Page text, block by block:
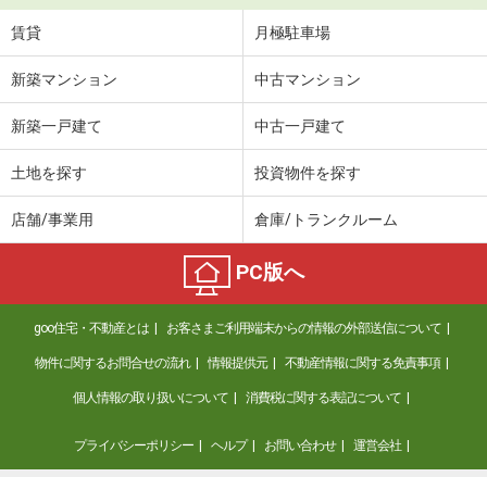
賃貸 月極駐車場
新築マンション 中古マンション
新築一戸建て 中古一戸建て
土地を探す 投資物件を探す
店舗/事業用 倉庫/トランクルーム
PC版へ
goo住宅・不動産とは お客さまご利用端末からの情報の外部送信について
物件に関するお問合せの流れ 情報提供元 不動産情報に関する免責事項
個人情報の取り扱いについて 消費税に関する表記について
プライバシーポリシー ヘルプ お問い合わせ 運営会社